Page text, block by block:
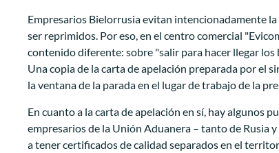
Empresarios Bielorrusia evitan intencionadamente
ser reprimidos. Por eso, en el centro comercial
contenido diferente: sobre "salir para hacer llegar los
Una copia de la carta de apelación preparada por el
la ventana de la parada en el lugar de trabajo de la
En cuanto a la carta de apelación en sí, hay algunos
empresarios de la Unión Aduanera – tanto de Rusia
a tener certificados de calidad separados en el